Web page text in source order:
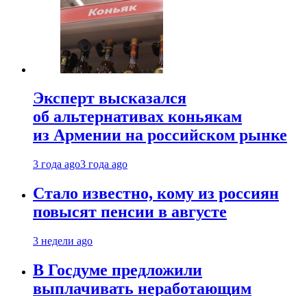
Эксперт высказался
об альтернативах коньякам
из Армении на российском рынке
3 года ago3 года ago
Стало известно, кому из россиян
повысят пенсии в августе
3 недели ago
В Госдуме предложили
выплачивать неработающим